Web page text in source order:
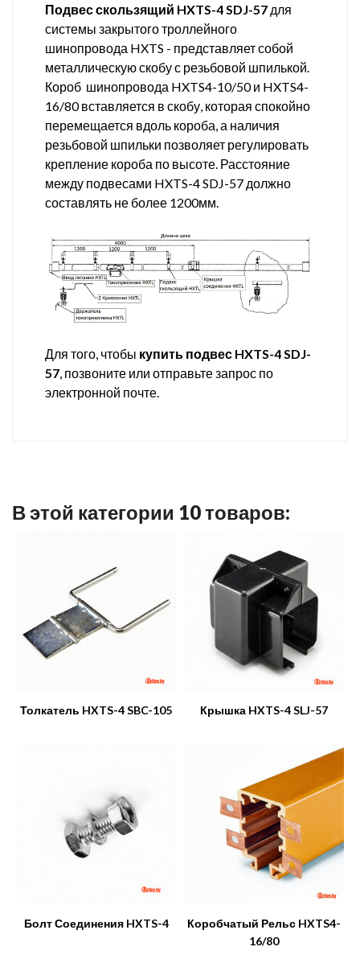
Подвес скользящий HXTS-4 SDJ-57 для
системы закрытого троллейного
шинопровода HXTS - представляет собой
металлическую скобу с резьбовой шпилькой.
Короб шинопровода HXTS4-10/50 и HXTS4-
16/80 вставляется в скобу, которая спокойно
перемещается вдоль короба, а наличия
резьбовой шпильки позволяет регулировать
крепление короба по высоте. Расстояние
между подвесами HXTS-4 SDJ-57 должно
составлять не более 1200мм.
Для того, чтобы купить подвес HXTS-4 SDJ-
57, позвоните или отправьте запрос по
электронной почте.
В этой категории 10 товаров:
Толкатель HXTS-4 SBC-105 Крышка HXTS-4 SLJ-57
Болт Соединения HXTS-4
Коробчатый Рельс HXTS4-
16/80